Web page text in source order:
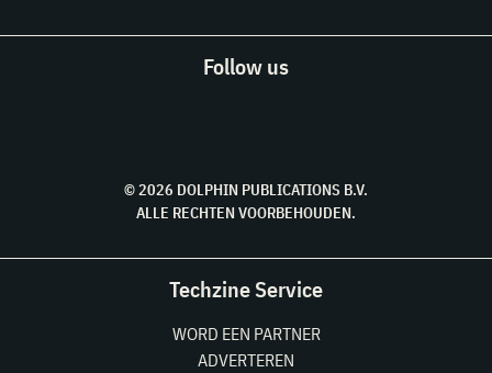
Follow us
© 2026 DOLPHIN PUBLICATIONS B.V.
ALLE RECHTEN VOORBEHOUDEN.
Techzine Service
WORD EEN PARTNER
ADVERTEREN